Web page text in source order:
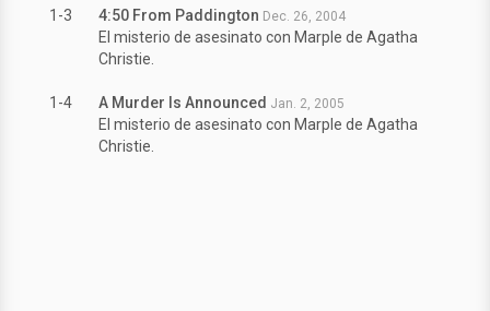
1-3 4:50 From Paddington Dec. 26, 2004
El misterio de asesinato con Marple de Agatha
Christie.
1-4 A Murder Is Announced Jan. 2, 2005
El misterio de asesinato con Marple de Agatha
Christie.